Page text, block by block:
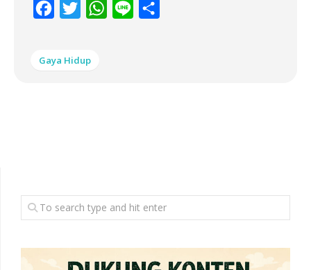
Facebook
Twitter WhatsApp
Line
Gaya Hidup